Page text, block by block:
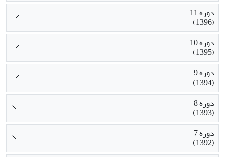
دوره 11
(1396)
دوره 10
(1395)
دوره 9
(1394)
دوره 8
(1393)
دوره 7
(1392)